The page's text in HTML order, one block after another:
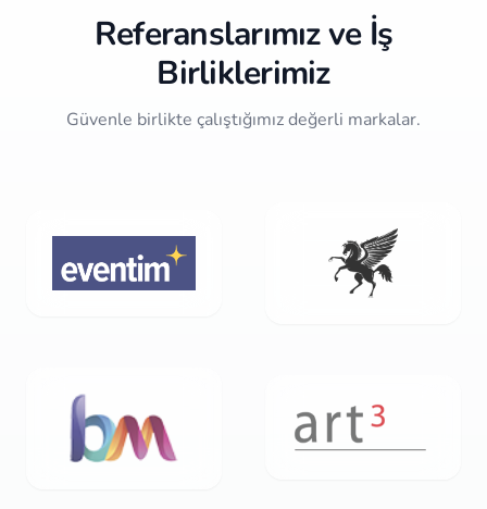
Referanslarımız ve İş
Birliklerimiz
Güvenle birlikte çalıştığımız değerli markalar.